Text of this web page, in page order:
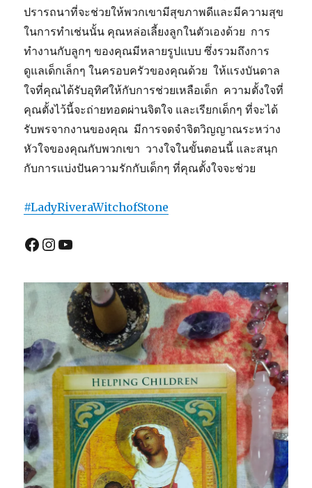
ปรารถนาที่จะช่วยให้พวกเขามีสุขภาพดีและมีความสุข
ในการทำเช่นนั้น คุณหล่อเลี้ยงลูกในตัวเองด้วย การ
ทำงานกับลูกๆ ของคุณมีหลายรูปแบบ ซึ่งรวมถึงการ
ดูแลเด็กเล็กๆ ในครอบครัวของคุณด้วย ให้แรงบันดาล
ใจที่คุณได้รับอุทิศให้กับการช่วยเหลือเด็ก ความตั้งใจที่
คุณตั้งไว้นี้จะถ่ายทอดผ่านจิตใจ และเรียกเด็กๆ ที่จะได้
รับพรจากงานของคุณ มีการจดจำจิตวิญญาณระหว่าง
หัวใจของคุณกับพวกเขา วางใจในขั้นตอนนี้ และสนุก
กับการแบ่งปันความรักกับเด็กๆ ที่คุณตั้งใจจะช่วย
#LadyRiveraWitchofStone
Facebook
Instagram
YouTube